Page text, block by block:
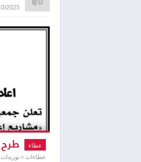
08/10/2025
عطاء طرح
عطاءات » توريدات